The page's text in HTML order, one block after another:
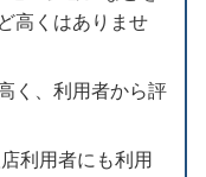
高くはありませ
く、利用者から評
利用者にも利用